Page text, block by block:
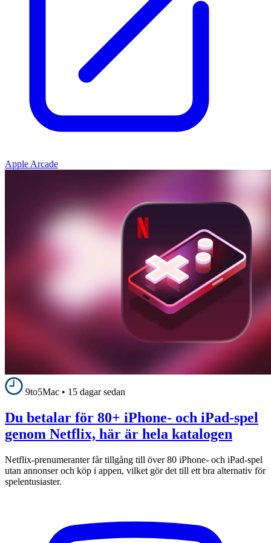
Apple Arcade
9to5Mac • 15 dagar sedan
Du betalar för 80+ iPhone- och iPad-spel
genom Netflix, här är hela katalogen
Netflix-prenumeranter får tillgång till över 80 iPhone- och iPad-spel
utan annonser och köp i appen, vilket gör det till ett bra alternativ för
spelentusiaster.